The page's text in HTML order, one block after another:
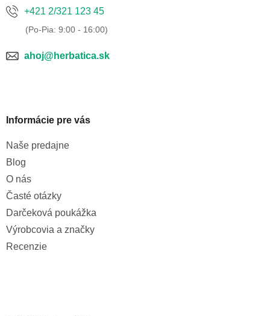
+421 2/321 123 45
ahoj@herbatica.sk
Informácie pre vás
Naše predajne
Blog
O nás
Časté otázky
Darčeková poukážka
Výrobcovia a značky
Recenzie